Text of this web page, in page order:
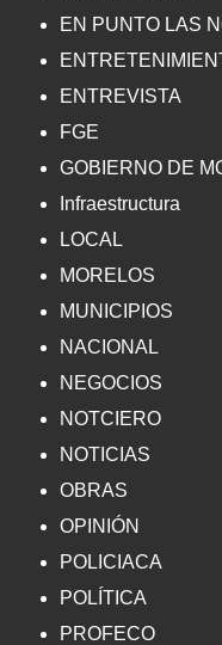
EN PUNTO LAS
ENTREVISTA
FGE
GOBIERNO DE
Infraestructura
LOCAL
MORELOS
MUNICIPIOS
NACIONAL
NEGOCIOS
NOTCIERO
NOTICIAS
OBRAS
OPINIÓN
POLICIACA
POLÍTICA
PROFECO